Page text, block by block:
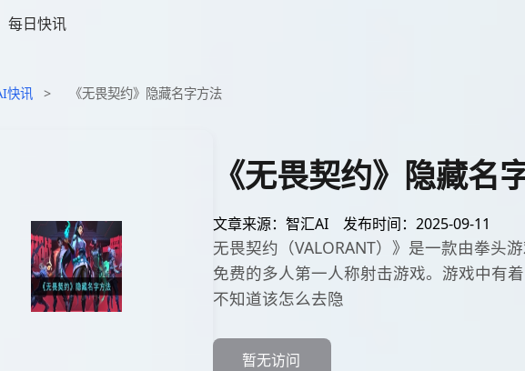
每日快讯
快讯 > 《无畏契约》隐藏名字方法
《无畏契约》隐藏名
文章来源：智汇AI 发布时间：2025-09-11
无畏契约（VALORANT）》是一款由拳头
免费的多人第一人称射击游戏。游戏中有
不知道该怎么去隐
暂无访问